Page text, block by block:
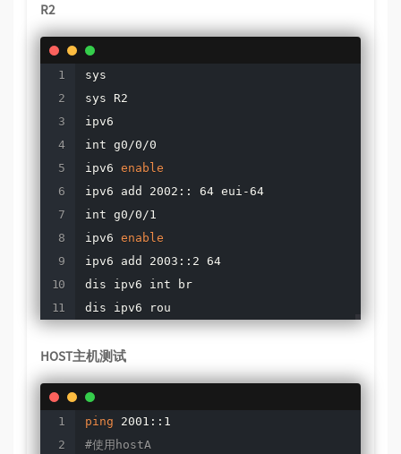
R2
sys
sys R2
ipv6
int g0/0/0
ipv6 enable
ipv6 add 2002:: 64 eui-64
int g0/0/1
ipv6 enable
ipv6 add 2003::2 64
dis ipv6 int br
dis ipv6 rou
HOST主机测试
ping
#使用hostA